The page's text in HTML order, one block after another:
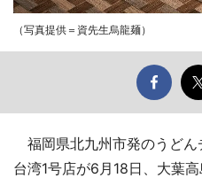
（写真提供＝資先生烏龍麺）
福岡県北九州市発のうどん
台湾1号店が6月18日、大葉